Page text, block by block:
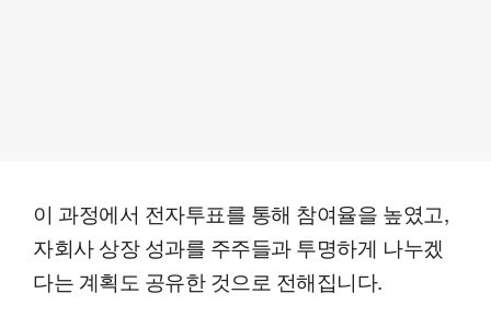
이 과정에서 전자투표를 통해 참여율을 높였고,
자회사 상장 성과를 주주들과 투명하게 나누겠
다는 계획도 공유한 것으로 전해집니다.